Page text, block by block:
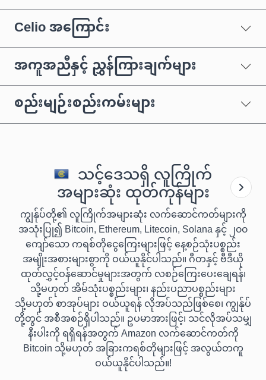
Celio အကြောင်း
အကူအညီနှင့် ညွှန်ကြားချက်များ
စည်းမျဉ်းစည်းကမ်းများ
သင့်ဒေသရှိ လူကြိုက်
အများဆုံး ထုတ်ကုန်များ
ကျွန်ုပ်တို့၏ လူကြိုက်အများဆုံး လက်ဆောင်ကတ်များကို
အသုံးပြု၍ Bitcoin, Ethereum, Litecoin, Solana နှင့် ၂၀၀
ကျော်သော ကရစ်တိုငွေကြေးများဖြင့် နေ့စဉ်သုံးပစ္စည်း
အမျိုးအစားများစွာကို ဝယ်ယူနိုင်ပါသည်။ ဂီတနှင့် ဗီဒီယို
ထုတ်လွှင့်ဝန်ဆောင်မှုများအတွက် လစဉ်ကြေးပေးချေရန်၊
သို့မဟုတ် အိမ်သုံးပစ္စည်းများ၊ နည်းပညာပစ္စည်းများ
သို့မဟုတ် စာအုပ်များ ဝယ်ယူရန် လိုအပ်သည်ဖြစ်စေ၊ ကျွန်ုပ်
တို့တွင် အစီအစဉ်ရှိပါသည်။ ဥပမာအားဖြင့်၊ သင်လိုအပ်သမျှ
နီးပါးကို ရရှိရန်အတွက် Amazon လက်ဆောင်ကတ်ကို
Bitcoin သို့မဟုတ် အခြားကရစ်တိုများဖြင့် အလွယ်တကူ
ဝယ်ယူနိုင်ပါသည်။!